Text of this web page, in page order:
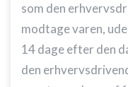
som den
modtage varen,
14 dage efter den
den